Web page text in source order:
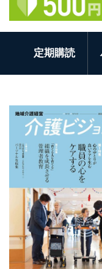
定期購読